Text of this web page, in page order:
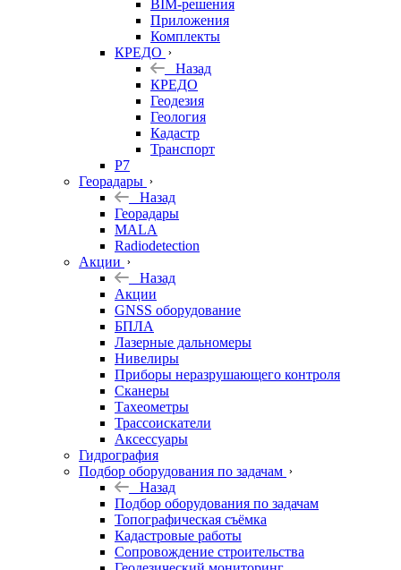
BIM-решения
Приложения
Комплекты
КРЕДО
Назад
КРЕДО
Геодезия
Геология
Кадастр
Транспорт
Р7
Георадары
Назад
Георадары
MALA
Radiodetection
Акции
Назад
Акции
GNSS оборудование
БПЛА
Лазерные дальномеры
Нивелиры
Приборы неразрушающего контроля
Сканеры
Тахеометры
Трассоискатели
Аксессуары
Гидрография
Подбор оборудования по задачам
Назад
Подбор оборудования по задачам
Топографическая съёмка
Кадастровые работы
Сопровождение строительства